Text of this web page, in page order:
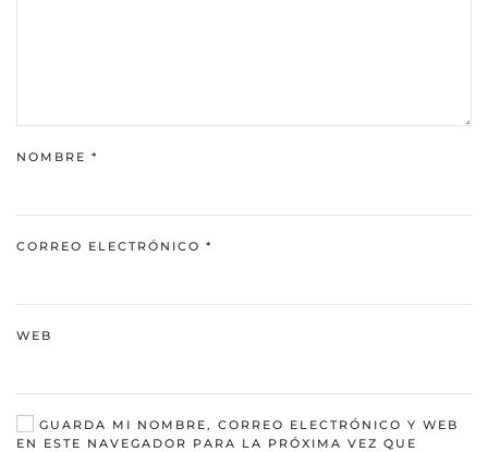
NOMBRE *
CORREO ELECTRÓNICO *
WEB
GUARDA MI NOMBRE, CORREO ELECTRÓNICO Y WEB
EN ESTE NAVEGADOR PARA LA PRÓXIMA VEZ QUE